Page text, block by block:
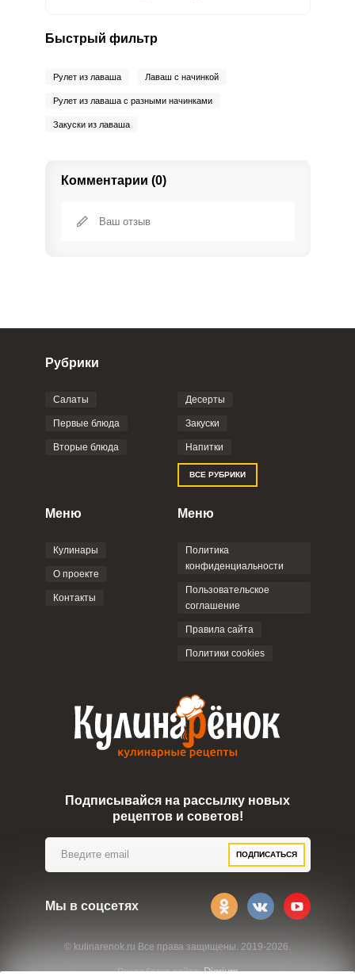
Быстрый фильтр
Рулет из лаваша Лаваш с начинкой
Рулет из лаваша с разными начинками
Закуски из лаваша
Комментарии (0)
Фото до 4 шт, до 5 mb
Отправляя эту форму, вы соглашаетесь с
Политикой
Пользовательским
соглашением
© kulinarenok.ru Все права защищены. 2019-2026.
Разработка сайта:Digrium
Рубрики
Салаты
Первые блюда
Вторые блюда
Десерты
Закуски
Напитки
ВСЕ РУБРИКИ
Меню
Кулинары
О проекте
Контакты
Меню
Политика
конфиденциальности
Пользовательское
соглашение
Правила сайта
Политики cookies
Подписывайся на рассылку новых
рецептов и советов!
ПОДПИСАТЬСЯ
Мы в соцсетях